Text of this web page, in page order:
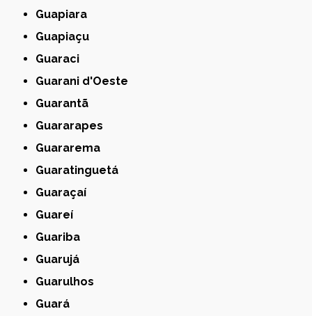
Guapiara
Guapiaçu
Guaraci
Guarani d'Oeste
Guarantã
Guararapes
Guararema
Guaratinguetá
Guaraçaí
Guareí
Guariba
Guarujá
Guarulhos
Guará